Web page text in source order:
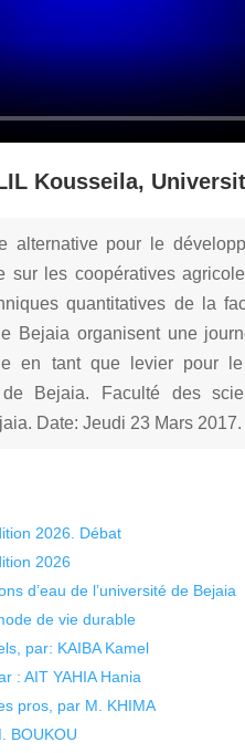
Kousseila,
alternative pour le
sur les coopératives
quantitatives de la
Bejaia organisent une
en tant que levier pour
Bejaia. Faculté des
Date: Jeudi 23 Mars 2017.
2026. Débat
2026
d’eau de l’université de Bejaia
de vie durable
par: KAIBA Kamel
: AIT YAHIA Hania
pros, par M. KHIMA
BOUKOU